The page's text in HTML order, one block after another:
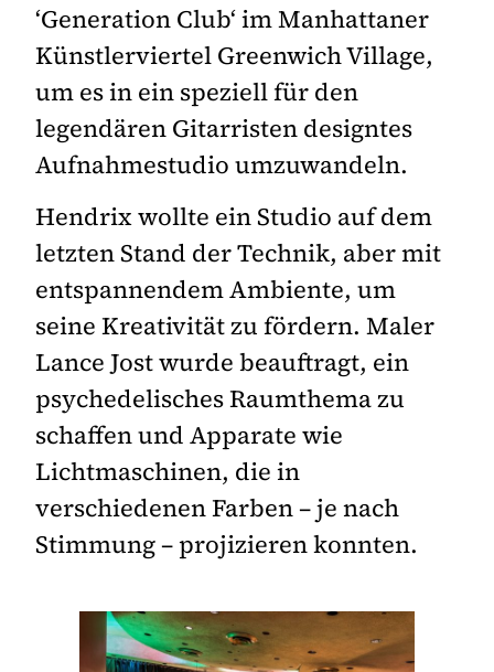
‘Generation Club‘ im Manhattaner
Künstlerviertel Greenwich Village,
um es in ein speziell für den
legendären Gitarristen designtes
Aufnahmestudio umzuwandeln.
Hendrix wollte ein Studio auf dem
letzten Stand der Technik, aber mit
entspannendem Ambiente, um
seine Kreativität zu fördern. Maler
Lance Jost wurde beauftragt, ein
psychedelisches Raumthema zu
schaffen und Apparate wie
Lichtmaschinen, die in
verschiedenen Farben – je nach
Stimmung – projizieren konnten.